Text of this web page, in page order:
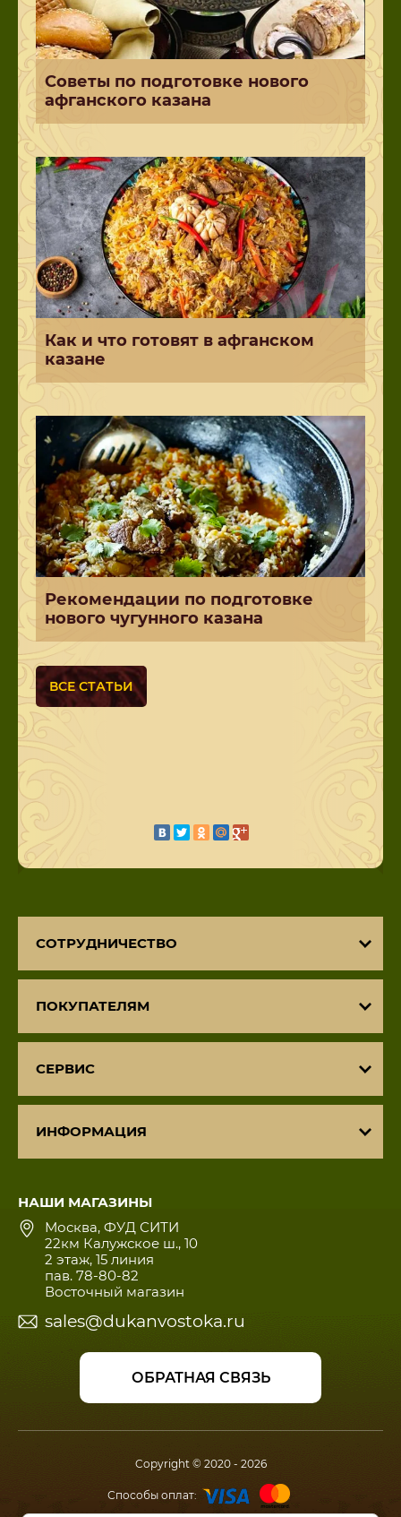
Советы по подготовке нового
афганского казана
Как и что готовят в афганском
казане
Рекомендации по подготовке
нового чугунного казана
ВСЕ СТАТЬИ
СОТРУДНИЧЕСТВО
ПОКУПАТЕЛЯМ
СЕРВИС
ИНФОРМАЦИЯ
НАШИ МАГАЗИНЫ
Москва, ФУД СИТИ
22км Калужское ш., 10
2 этаж, 15 линия
пав. 78-80-82
Восточный магазин
sales@dukanvostoka.ru
ОБРАТНАЯ СВЯЗЬ
Copyright © 2020 - 2026
Способы оплат: